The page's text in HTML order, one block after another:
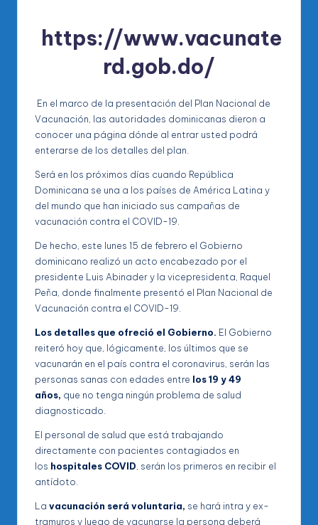
https://www.vacunate
rd.gob.do/
En el marco de la presentación del Plan Nacional de
Vacunación, las autoridades dominicanas dieron a
conocer una página dónde al entrar usted podrá
enterarse de los detalles del plan.
Será en los próximos días cuando República
Dominicana se una a los países de América Latina y
del mundo que han iniciado sus campañas de
vacunación contra el COVID-19.
De hecho, este lunes 15 de febrero el Gobierno
dominicano realizó un acto encabezado por el
presidente Luis Abinader y la vicepresidenta, Raquel
Peña, donde finalmente presentó el Plan Nacional de
Vacunación contra el COVID-19.
Los detalles que ofreció el Gobierno. El Gobierno
reiteró hoy que, lógicamente, los últimos que se
vacunarán en el país contra el coronavirus, serán las
personas sanas con edades entre los 19 y 49
años, que no tenga nin­gún problema de salud
diagnosticado.
El personal de salud que está trabajan­do
directamente con pa­cientes contagiados en
los hospitales COVID , serán los primeros en recibir el
antídoto.
La vacunación será volun­taria, se hará intra y ex­
tramuros y luego de vacu­narse la persona deberá